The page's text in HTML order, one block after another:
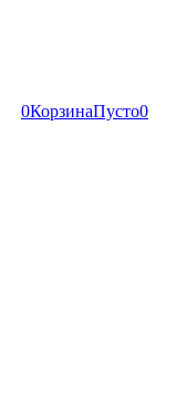
0КорзинаПусто0